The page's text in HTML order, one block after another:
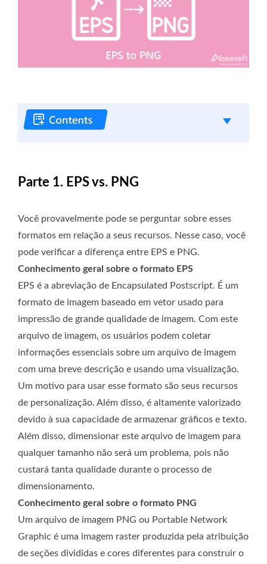
Parte 1. EPS vs. PNG
Você provavelmente pode se perguntar sobre esses
formatos em relação a seus recursos. Nesse caso, você
pode verificar a diferença entre EPS e PNG.
Conhecimento geral sobre o formato EPS
EPS é a abreviação de Encapsulated Postscript. É um
formato de imagem baseado em vetor usado para
impressão de grande qualidade de imagem. Com este
arquivo de imagem, os usuários podem coletar
informações essenciais sobre um arquivo de imagem
com uma breve descrição e usando uma visualização.
Um motivo para usar esse formato são seus recursos
de personalização. Além disso, é altamente valorizado
devido à sua capacidade de armazenar gráficos e texto.
Além disso, dimensionar este arquivo de imagem para
qualquer tamanho não será um problema, pois não
custará tanta qualidade durante o processo de
dimensionamento.
Conhecimento geral sobre o formato PNG
Um arquivo de imagem PNG ou Portable Network
Graphic é uma imagem raster produzida pela atribuição
de seções divididas e cores diferentes para construir o